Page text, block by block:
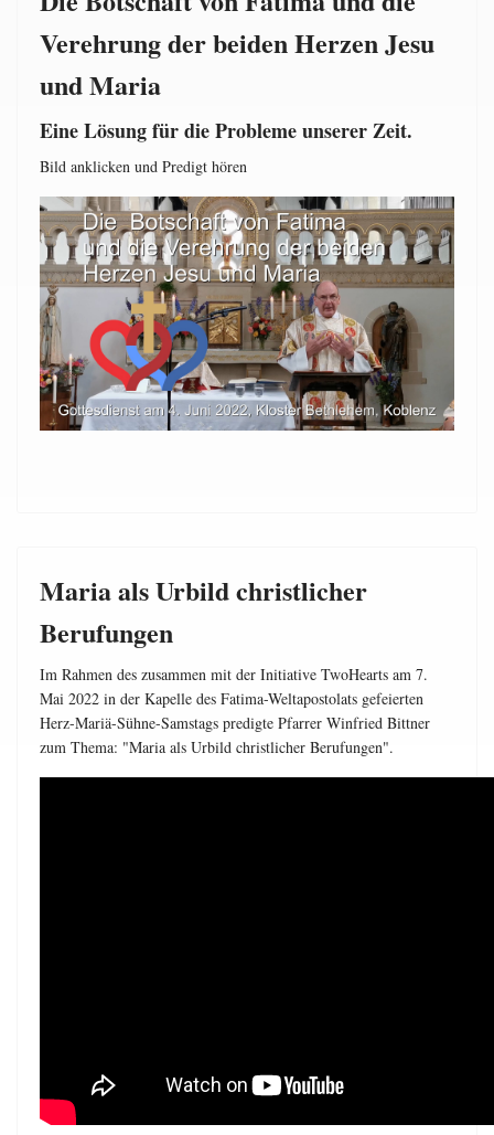
Verehrung der beiden Herzen Jesu
und Maria
Eine Lösung für die Probleme unserer Zeit.
Bild anklicken und Predigt hören
Maria als Urbild christlicher
Berufungen
Im Rahmen des zusammen mit der Initiative TwoHearts am 7.
Mai 2022 in der Kapelle des Fatima-Weltapostolats gefeierten
Herz-Mariä-Sühne-Samstags predigte Pfarrer Winfried Bittner
zum Thema: "Maria als Urbild christlicher Berufungen".